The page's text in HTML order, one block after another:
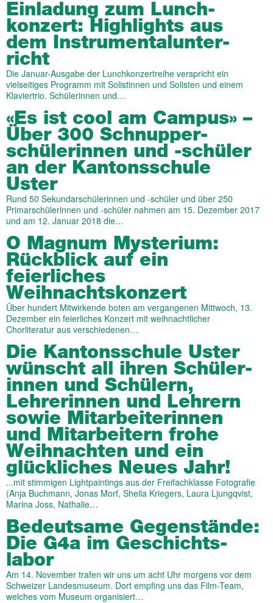
Einladung zum Lunch­
konzert: High­­lights aus
dem Instru­mental­unter­
richt
Die Januar-Ausgabe der Lunchkonzertreihe verspricht ein
vielseitiges Programm mit Solistinnen und Solisten und einem
Klaviertrio. Schülerinnen und…
«Es ist cool am Campus» –
Über 300 Schnupper­
schüler­innen und -schüler
an der Kantons­schule
Uster
Rund 50 Sekundarschülerinnen und -schüler und über 250
Primarschülerinnen und -schüler nahmen am 15. Dezember 2017
und am 12. Januar 2018 die…
O Magnum Mysterium:
Rückblick auf ein
feierliches
Weihnachtskonzert
Über hundert Mitwirkende boten am vergangenen Mittwoch, 13.
Dezember ein feierliches Konzert mit weihnachtlicher
Chorliteratur aus verschiedenen…
Die Kantons­schule Uster
wünscht all ihren Schüler­
innen und Schü­lern,
Lehrer­innen und Lehrern
sowie Mitarbeiter­­innen
und Mitar­beitern frohe
Weih­nachten und ein
glück­li­ches Neues Jahr!
...mit stimmigen Lightpaintings aus der Freifachklasse Fotografie
(Anja Buchmann, Jonas Morf, Sheila Kriegers, Laura Ljungqvist,
Marina Joss, Nathalie…
Bedeut­same Gegen­stände:
Die G4a im Geschichts­
labor
Am 14. November trafen wir uns um acht Uhr morgens vor dem
Schweizer Landesmuseum. Dort empfing uns das Film-Team,
welches vom Museum organisiert…